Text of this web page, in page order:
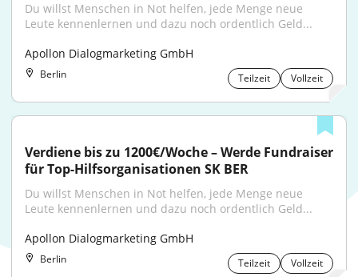
Du willst Menschen in Not helfen, jede Menge neue
Leute kennenlernen und dazu noch ordentlich Geld...
Apollon Dialogmarketing GmbH
Berlin Teilzeit Vollzeit
Verdiene bis zu 1200€/Woche – Werde Fundraiser
für Top-Hilfsorganisationen SK BER
Du willst Menschen in Not helfen, jede Menge neue
Leute kennenlernen und dazu noch ordentlich Geld...
Apollon Dialogmarketing GmbH
Berlin Teilzeit Vollzeit